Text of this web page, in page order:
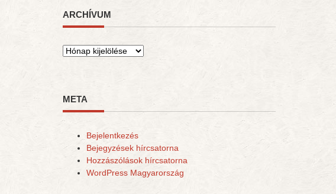
ARCHÍVUM
Archívum
META
Bejelentkezés
Bejegyzések hírcsatorna
Hozzászólások hírcsatorna
WordPress Magyarország